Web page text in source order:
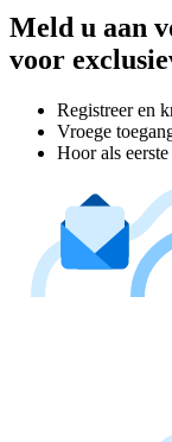
Meld u aan
voor
Registreer en
Vroege
Hoor als